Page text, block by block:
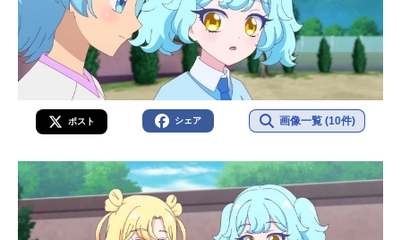
ポスト シェア 画像一覧 (10件)